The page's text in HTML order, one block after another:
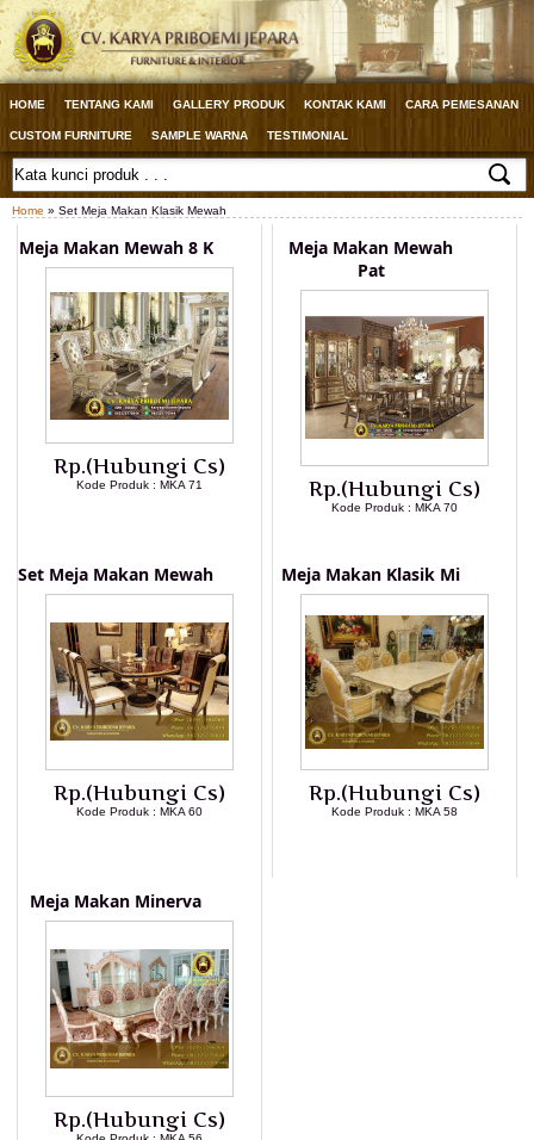
HOME TENTANG KAMI GALLERY PRODUK KONTAK KAMI CARA PEMESANAN
CUSTOM FURNITURE SAMPLE WARNA TESTIMONIAL
Home » Set Meja Makan Klasik Mewah
Meja Makan Mewah 8 K
Rp.(Hubungi Cs)
Kode Produk : MKA 71
Meja Makan Mewah
Pat
Rp.(Hubungi Cs)
Kode Produk : MKA 70
Set Meja Makan Mewah
Rp.(Hubungi Cs)
Kode Produk : MKA 60
Meja Makan Klasik Mi
Rp.(Hubungi Cs)
Kode Produk : MKA 58
Meja Makan Minerva
Rp.(Hubungi Cs)